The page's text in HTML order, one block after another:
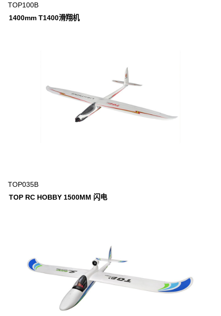
TOP100B
1400mm T1400滑翔机
TOP035B
TOP RC HOBBY 1500MM 闪电